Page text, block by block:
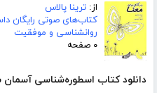
از: ترینا پالاس
کتاب‌های صوتی رایگان
روانشناسی و موفقیت
۰ صفحه
دانلود کتاب اسطوره‌شناسی آسمان